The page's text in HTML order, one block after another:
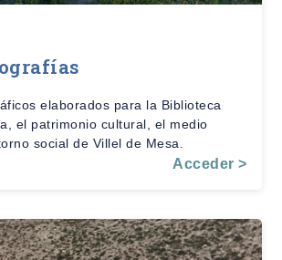
elaborados para la Biblioteca
el patrimonio cultural, el medio
social de Villel de Mesa.
Acceder >